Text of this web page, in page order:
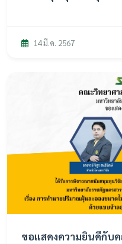
14 มี.ค. 2567
ขอแสดงความยินดีกับ